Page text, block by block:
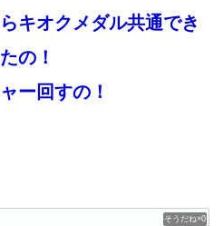
キオクメダル共通でき
の！
ー回すの！
0